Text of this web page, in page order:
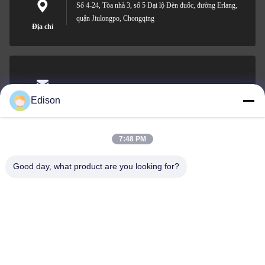
Địa chỉ
Số 4-24, Tòa nhà 3, số 5 Đại lộ Đèn đuốc, đường Erlang,
quận Jiulongpo, Chongqing
Email
0086-10-8299323-92
Edison
7:48 PM
Good day, what product are you looking for?